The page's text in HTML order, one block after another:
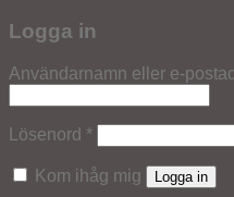
Logga in
Användarnamn eller e-
Lösenord *Obligatoriskt
Kom ihåg mig Logga in